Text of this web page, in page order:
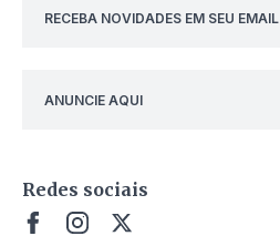
RECEBA NOVIDADES EM SEU EMAIL
ANUNCIE AQUI
Redes sociais